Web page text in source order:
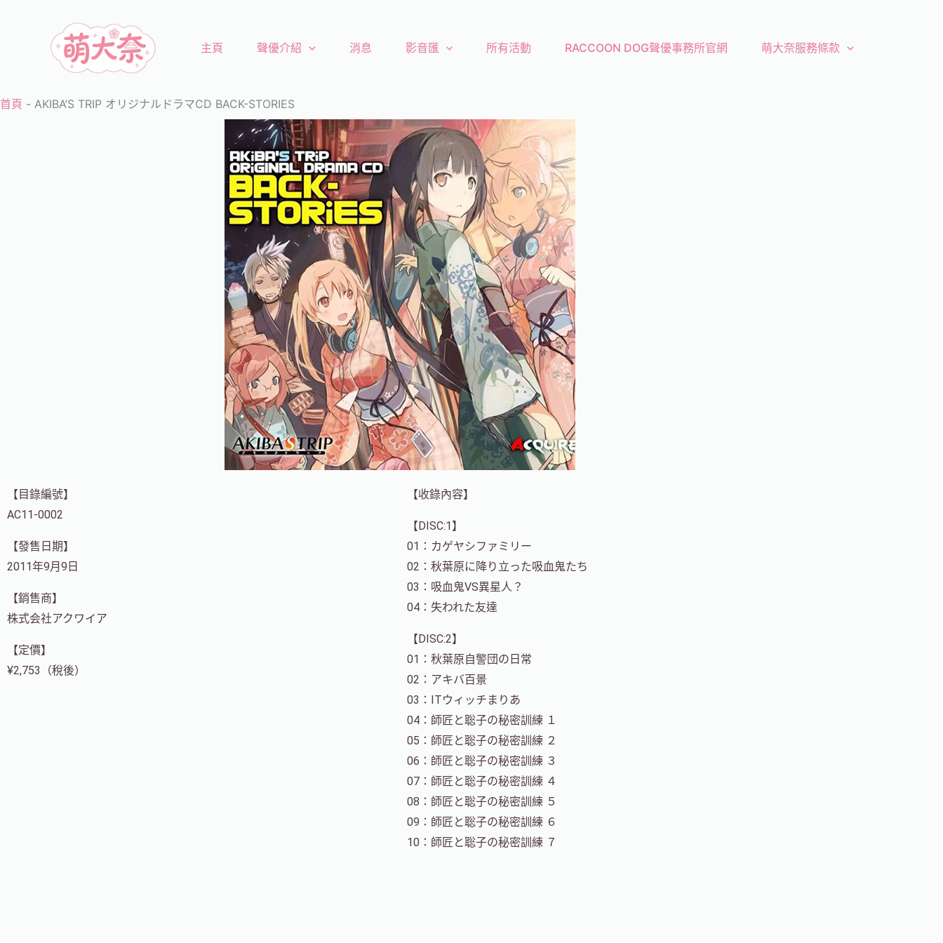
容
主頁 聲優介紹 消息 影音匯 所有活動 RACCOON DOG聲優事務所官網 萌大奈服務條款
首頁 - AKIBA’S TRIP オリジナルドラマCD BACK-STORIES
【目錄編號】
AC11-0002
【發售日期】
2011年9月9日
【銷售商】
株式会社アクワイア
【定價】
¥2,753（稅後）
【收錄內容】
【DISC:1】
01：カゲヤシファミリー
02：秋葉原に降り立った吸血鬼たち
03：吸血鬼VS異星人？
04：失われた友達
【DISC:2】
01：秋葉原自警団の日常
02：アキバ百景
03：ITウィッチまりあ
04：師匠と聡子の秘密訓練 １
05：師匠と聡子の秘密訓練 ２
06：師匠と聡子の秘密訓練 ３
07：師匠と聡子の秘密訓練 ４
08：師匠と聡子の秘密訓練 ５
09：師匠と聡子の秘密訓練 ６
10：師匠と聡子の秘密訓練 ７